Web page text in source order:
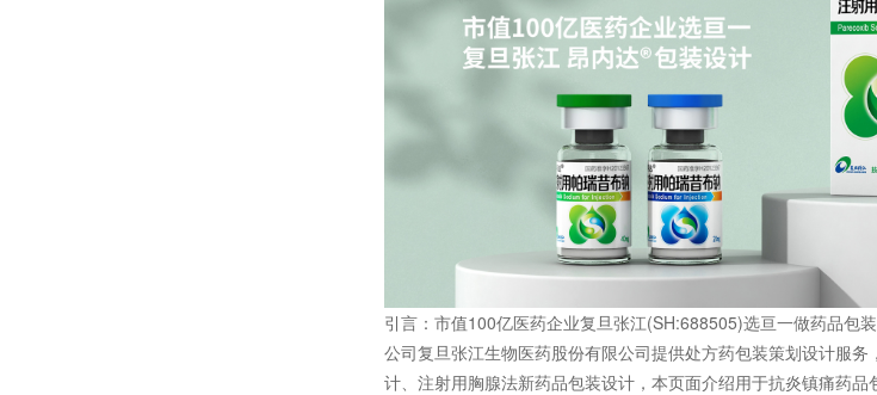
引言：市值100亿医药企业复旦张江(SH:688505)选亘一做药品包
公司复旦张江生物医药股份有限公司提供处方药包装策划设计服务
计、注射用胸腺法新药品包装设计，本页面介绍用于抗炎镇痛药